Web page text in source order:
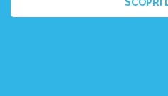
SCOPRI